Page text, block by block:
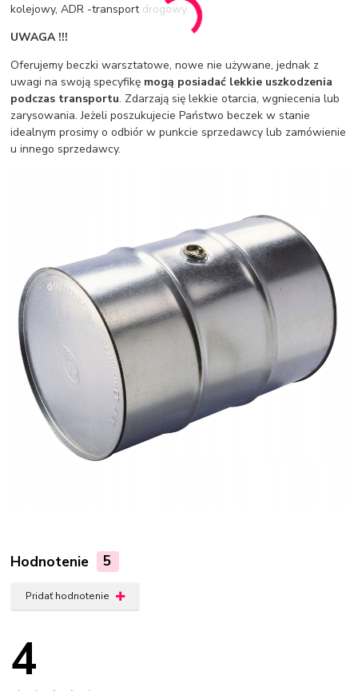
kolejowy, ADR -transport drogowy.
UWAGA !!!
Oferujemy beczki warsztatowe, nowe nie używane, jednak z
uwagi na swoją specyfikę mogą posiadać lekkie uszkodzenia
podczas transportu. Zdarzają się lekkie otarcia, wgniecenia lub
zarysowania. Jeżeli poszukujecie Państwo beczek w stanie
idealnym prosimy o odbiór w punkcie sprzedawcy lub zamówienie
u innego sprzedawcy.
Hodnotenie 5
Pridať hodnotenie
4